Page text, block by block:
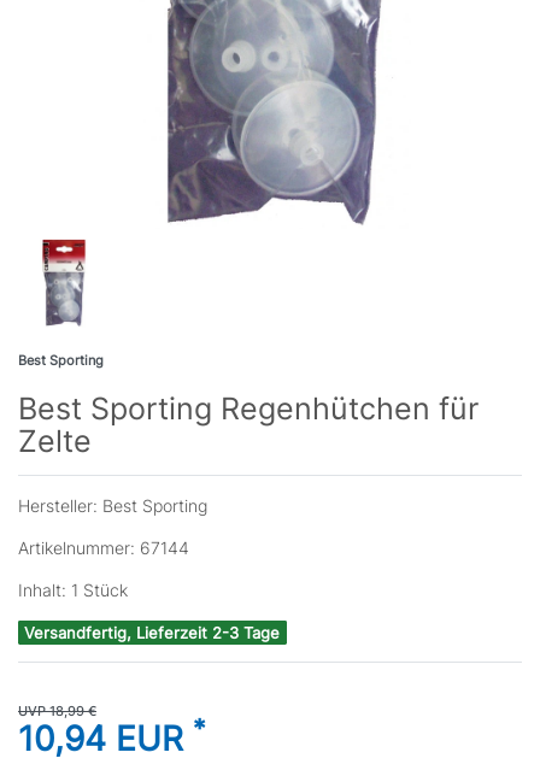
Best Sporting
Best Sporting Regenhütchen für
Zelte
Hersteller: Best Sporting
Artikelnummer: 67144
Inhalt: 1 Stück
Versandfertig, Lieferzeit 2-3 Tage
UVP 18,99 €
10,94 EUR *